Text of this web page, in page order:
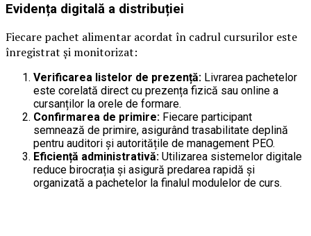
Evidența digitală a distribuției
Fiecare pachet alimentar acordat în cadrul cursurilor este
înregistrat și monitorizat:
Verificarea listelor de prezență: Livrarea pachetelor
este corelată direct cu prezența fizică sau online a
cursanților la orele de formare.
Confirmarea de primire: Fiecare participant
semnează de primire, asigurând trasabilitate deplină
pentru auditori și autoritățile de management PEO.
Eficiență administrativă: Utilizarea sistemelor digitale
reduce birocrația și asigură predarea rapidă și
organizată a pachetelor la finalul modulelor de curs.